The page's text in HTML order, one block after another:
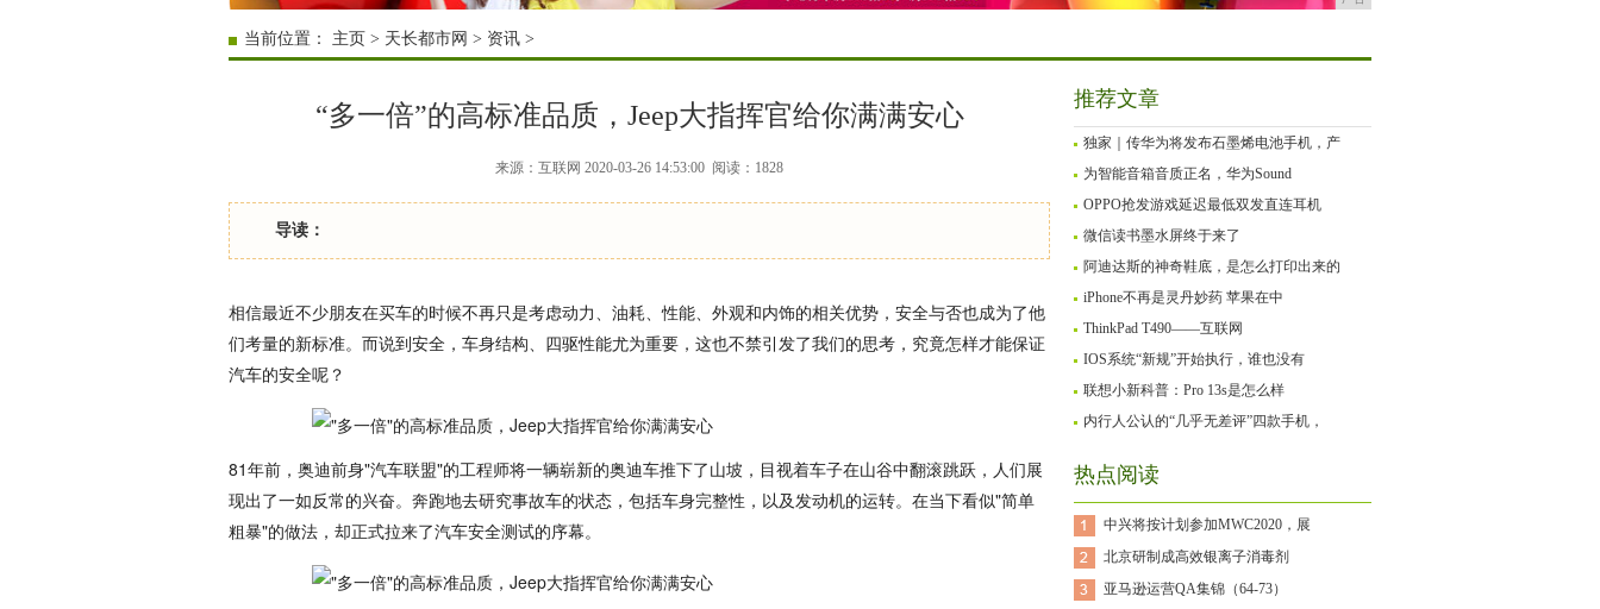
当前位置： 主页 > 天长都市网 > 资讯 >
“多一倍”的高标准品质，Jeep大指挥官给你满满安心
来源：互联网 2020-03-26 14:53:00 阅读：1828
导读：
相信最近不少朋友在买车的时候不再只是考虑动力、油耗、性能、外观和内饰的相关优势，安全与否也成为了他
们考量的新标准。而说到安全，车身结构、四驱性能尤为重要，这也不禁引发了我们的思考，究竟怎样才能保证
汽车的安全呢？
81年前，奥迪前身"汽车联盟"的工程师将一辆崭新的奥迪车推下了山坡，目视着车子在山谷中翻滚跳跃，人们展
现出了一如反常的兴奋。奔跑地去研究事故车的状态，包括车身完整性，以及发动机的运转。在当下看似"简单
粗暴"的做法，却正式拉来了汽车安全测试的序幕。
推荐文章
独家｜传华为将发布石墨烯电池手机，产
为智能音箱音质正名，华为Sound
OPPO抢发游戏延迟最低双发直连耳机
微信读书墨水屏终于来了
阿迪达斯的神奇鞋底，是怎么打印出来的
iPhone不再是灵丹妙药 苹果在中
ThinkPad T490——互联网
IOS系统“新规”开始执行，谁也没有
联想小新科普：Pro 13s是怎么样
内行人公认的“几乎无差评”四款手机，
热点阅读
中兴将按计划参加MWC2020，展
北京研制成高效银离子消毒剂
亚马逊运营QA集锦（64-73）